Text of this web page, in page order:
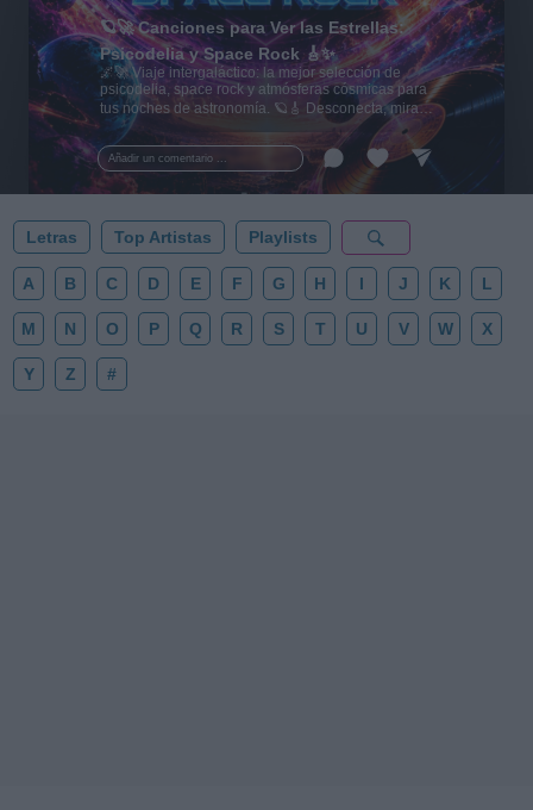
Añadir un comentario ...
🪐🚀 Canciones para Ver las Estrellas:
Psicodelia y Space Rock 🎸✨
🌌🚀 Viaje intergaláctico: la mejor selección de
psicodelia, space rock y atmósferas cósmicas para
tus noches de astronomía. 🪐🎸 Desconecta, mira
al firmamento y siente la gravedad cero. 💾 ¡Guarda
esta colección para tu próxima noche estrellada!
✨⭐
Letras Top Artistas Playlists
A B C D E F G H I J K L
M N O P Q R S T U V W X
Y Z #